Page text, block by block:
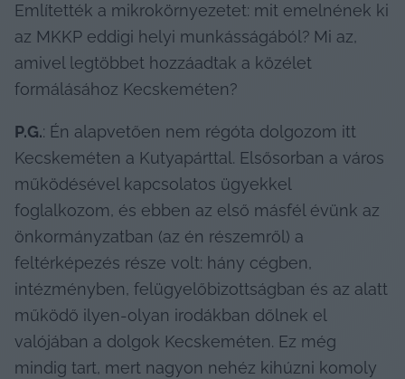
Említették a mikrokörnyezetet: mit emelnének ki
az MKKP eddigi helyi munkásságából? Mi az,
amivel legtöbbet hozzáadtak a közélet
formálásához Kecskeméten?
P.G.: Én alapvetően nem régóta dolgozom itt
Kecskeméten a Kutyapárttal. Elsősorban a város
működésével kapcsolatos ügyekkel
foglalkozom, és ebben az első másfél évünk az
önkormányzatban (az én részemről) a
feltérképezés része volt: hány cégben,
intézményben, felügyelőbizottságban és az alatt
működő ilyen-olyan irodákban dőlnek el
valójában a dolgok Kecskeméten. Ez még
mindig tart, mert nagyon nehéz kihúzni komoly